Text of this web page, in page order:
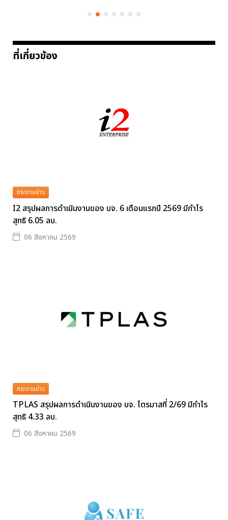
ที่เกี่ยวข้อง
กระดานข่าว
I2 สรุปผลการดำเนินงานของ บจ. 6 เดือนแรกปี 2569 มีกำไร
สุทธิ 6.05 ลบ.
06 สิงหาคม 2569
กระดานข่าว
TPLAS สรุปผลการดำเนินงานของ บจ. ไตรมาสที่ 2/69 มีกำไร
สุทธิ 4.33 ลบ.
06 สิงหาคม 2569